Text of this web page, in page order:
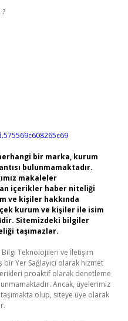
bir marka, kurum
bulunmamaktadır.
makaleler
içerikler haber niteliği
ve kişiler hakkında
kurum ve kişiler ile isim
Sitemizdeki bilgiler
taşımazlar.
Bilgi Teknolojileri ve İletişim
bir Yer Sağlayıcı olarak hizmet
proaktif olarak denetleme
Ancak, üyelerimiz
olup, siteye üye olarak